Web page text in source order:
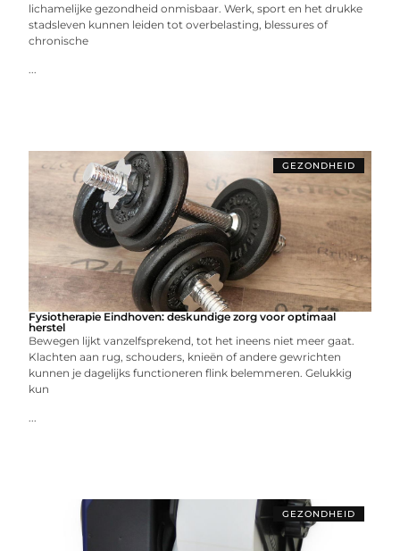
lichamelijke gezondheid onmisbaar. Werk, sport en het drukke
stadsleven kunnen leiden tot overbelasting, blessures of
chronische
...
GEZONDHEID
Fysiotherapie Eindhoven: deskundige zorg voor optimaal
herstel
Bewegen lijkt vanzelfsprekend, tot het ineens niet meer gaat.
Klachten aan rug, schouders, knieën of andere gewrichten
kunnen je dagelijks functioneren flink belemmeren. Gelukkig
kun
...
GEZONDHEID